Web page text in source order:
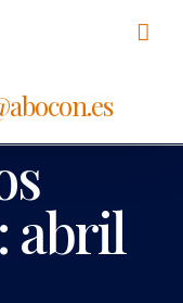
abril